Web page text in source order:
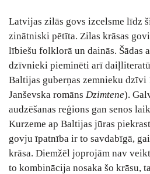
Latvijas zilās govs izcelsme līdz
zinātniski pētīta. Zilas krāsas
lībiešu folklorā un dainās. Šādas
dzīvnieki pieminēti arī
Baltijas guberņas zemnieku dzīvi
Janševska romāns Dzimtene).
audzēšanas reģions gan senos
Kurzeme ap Baltijas jūras
govju īpatnība ir to savdabīgā,
krāsa. Diemžēl joprojām nav
to kombinācija nosaka šo krāsu,